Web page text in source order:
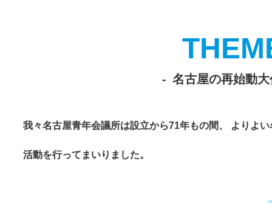
名古屋の再始動
我々名古屋青年会議所は設立から71年もの間、 よりよ
活動を行ってまいりました。